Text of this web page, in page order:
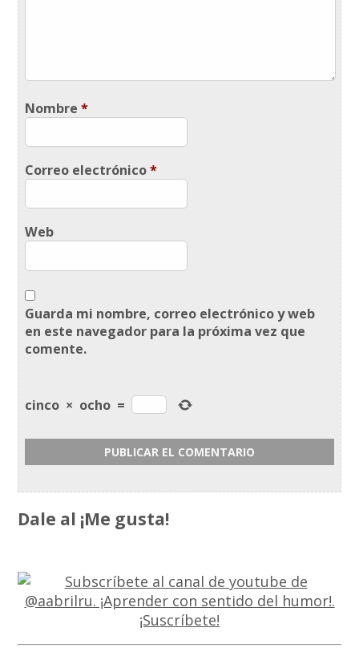
Nombre*
Correo electrónico*
Web
Guarda mi nombre, correo electrónico y web
en este navegador para la próxima vez que
comente.
cinco × ocho =
Dale al ¡Me gusta!